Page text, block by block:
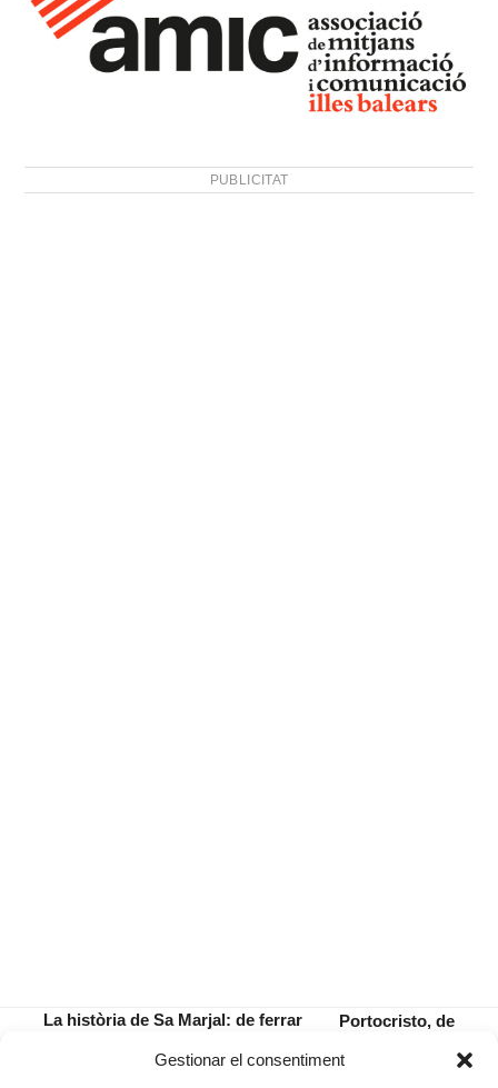
Gestionar el consentiment
PUBLICITAT
La història de Sa Marjal: de ferrar
next
Portocristo, de